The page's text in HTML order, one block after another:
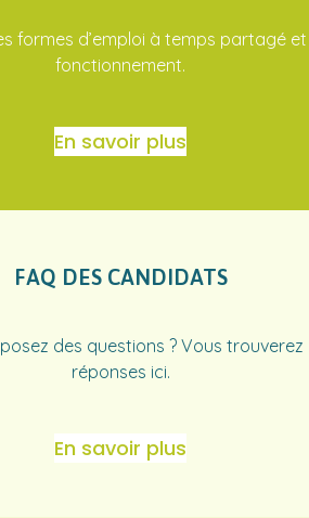
formes d’emploi à temps partagé
fonctionnement.
En savoir plus
FAQ DES CANDIDATS
des questions ? Vous trouverez
réponses ici.
En savoir plus